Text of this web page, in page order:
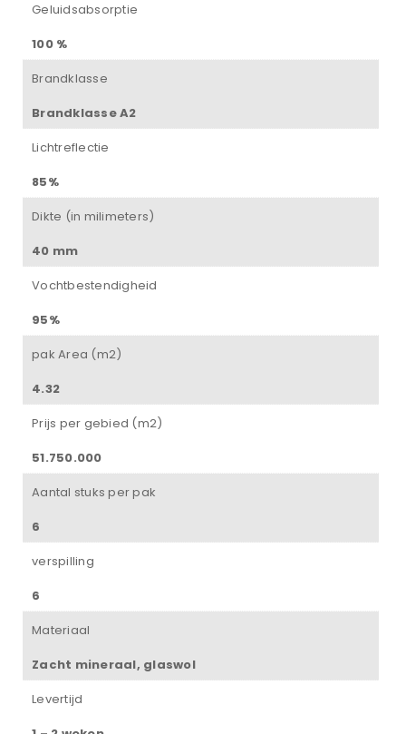
Geluidsabsorptie
100 %
Brandklasse
Brandklasse A2
Lichtreflectie
85%
Dikte (in milimeters)
40 mm
Vochtbestendigheid
95%
pak Area (m2)
4.32
Prijs per gebied (m2)
51.750.000
Aantal stuks per pak
6
verspilling
6
Materiaal
Zacht mineraal, glaswol
Levertijd